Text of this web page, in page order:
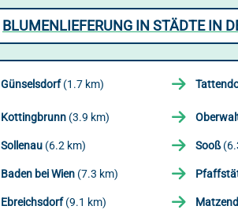
BLUMENLIEFERUNG IN STÄDTE IN
Günselsdorf(1.7 km)
Kottingbrunn (3.9 km)
Sollenau (6.2 km) Sooß
Baden bei Wien (7.3 km)
Ebreichsdorf(9.1 km)